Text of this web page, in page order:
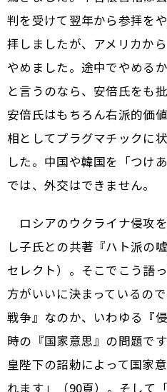
判を受けて翌年から参拝を
拝しましたが、アメリカか
やめました。途中でやめる
と言うのなら、安倍氏をも
安倍氏はもちろん右派的価
相としてプラグマチックに
した。中国や韓国を「つけ
では、外交はできません。
ロシアのウクライナ侵攻
し子氏との共著『ハト派の
セレクト）。そこでこう語
方がいいに決まっているの
戦争』なのか、いわゆる『
時の『国家意思』の問題で
皇陛下の詔勅によって国家
れます」（90頁）。そして